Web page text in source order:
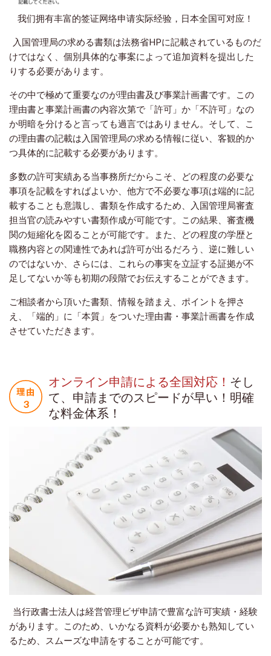
我们拥有丰富的签证网络申请实际经验，日本全国可对应！
入国管理局の求める書類は法務省HPに記載されているものだ
けではなく、個別具体的な事案によって追加資料を提出した
りする必要があります。
その中で極めて重要なのが理由書及び事業計画書です。この
理由書と事業計画書の内容次第で「許可」か「不許可」なの
か明暗を分けると言っても過言ではありません。そして、こ
の理由書の記載は入国管理局の求める情報に従い、客観的か
つ具体的に記載する必要があります。
多数の許可実績ある当事務所だからこそ、どの程度の必要な
事項を記載をすればよいか、他方で不必要な事項は端的に記
載することも意識し、書類を作成するため、入国管理局審査
担当官の読みやすい書類作成が可能です。この結果、審査機
関の短縮化を図ることが可能です。また、どの程度の学歴と
職務内容との関連性であれば許可が出るだろう、逆に難しい
のではないか、さらには、これらの事実を立証する証拠が不
足してないか等も初期の段階でお伝えすることができます。
ご相談者から頂いた書類、情報を踏まえ、ポイントを押さ
え、「端的」に「本質」をついた理由書・事業計画書を作成
させていただきます。
オンライン申請による全国対応！ そし
て、申請までのスピードが早い！明確
な料金体系！
当行政書士法人は経営管理ビザ申請で豊富な許可実績・経験
があります。このため、いかなる資料が必要かも熟知してい
るため、スムーズな申請をすることが可能です。